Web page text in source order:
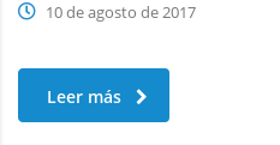
10 de agosto de 2017
Leer más